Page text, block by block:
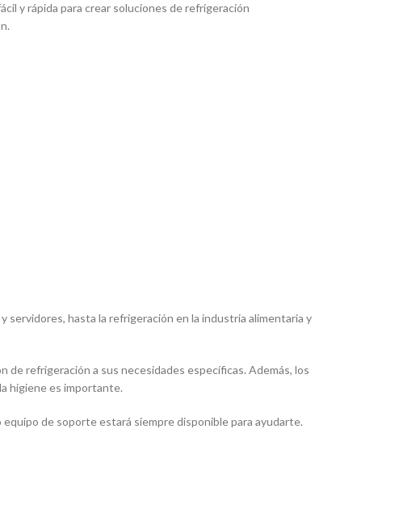
y rápida para crear soluciones de refrigeración
servidores, hasta la refrigeración en la industria alimentaria y
refrigeración a sus necesidades especí­ficas. Además, los
higiene es importante.
de soporte estará siempre disponible para ayudarte.